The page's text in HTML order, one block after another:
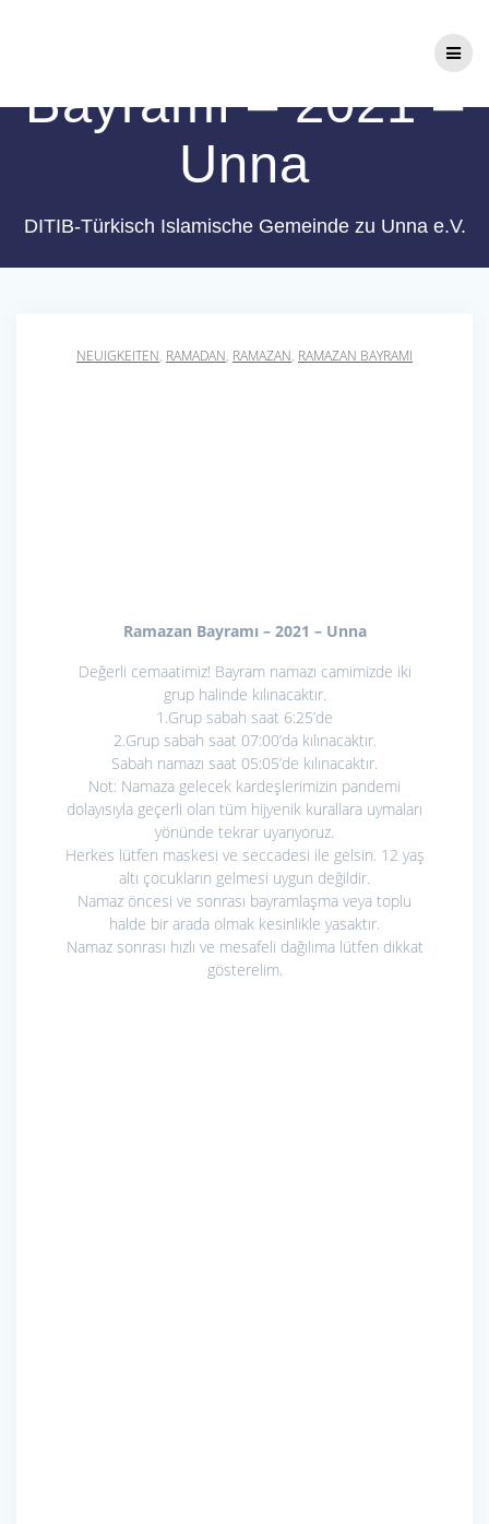
Bayramı – 2021 –
Unna
DITIB-Türkisch Islamische Gemeinde zu Unna e.V.
NEUIGKEITEN, RAMADAN, RAMAZAN, RAMAZAN BAYRAMI
Ramazan Bayramı – 2021 – Unna
Değerli cemaatimiz! Bayram namazı camimizde iki
grup halinde kılınacaktır.
1.Grup sabah saat 6:25’de
2.Grup sabah saat 07:00’da kılınacaktır.
Sabah namazı saat 05:05’de kılınacaktır.
Not: Namaza gelecek kardeşlerimizin pandemi
dolayısıyla geçerli olan tüm hijyenik kurallara uymaları
yönünde tekrar uyarıyoruz.
Herkes lütfen maskesi ve seccadesi ile gelsin. 12 yaş
altı çocukların gelmesi uygun değildir.
Namaz öncesi ve sonrası bayramlaşma veya toplu
halde bir arada olmak kesinlikle yasaktır.
Namaz sonrası hızlı ve mesafeli dağılıma lütfen dikkat
gösterelim.